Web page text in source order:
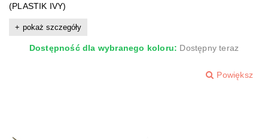
(PLASTIK IVY)
pokaż szczegóły
Dostępność dla wybranego koloru: Dostępny teraz
Powiększ